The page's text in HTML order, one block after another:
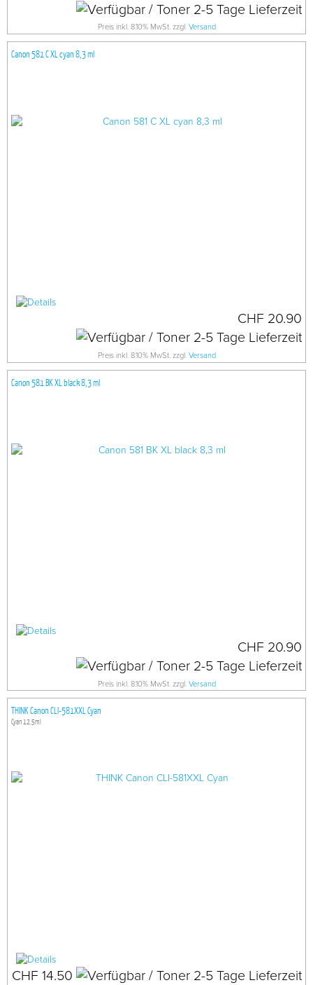
Preis inkl. 8.10% MwSt. zzgl. Versand
Canon 581 C XL cyan 8,3 ml
CHF 20.90
Preis inkl. 8.10% MwSt. zzgl. Versand
Canon 581 BK XL black 8,3 ml
CHF 20.90
Preis inkl. 8.10% MwSt. zzgl. Versand
THINK Canon CLI-581XXL Cyan
Cyan 12.5ml
CHF 14.50